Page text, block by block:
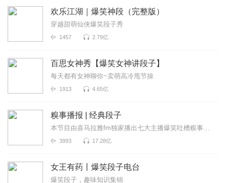
欢乐江湖｜爆笑神段（完整版）
穿越甜萌仙侠爆笑段子秀
1457 2.79亿
百思女神秀【爆笑女神讲段子】
每天都有女神聊你~卖萌高冷甩节操
1913 4.65亿
糗事播报 | 经典段子
本节目由喜马拉雅fm独家播出七大主播爆笑吐槽糗事囧闻，包你开心一整天
3993 17.28亿
女王有药丨爆笑段子电台
爆笑段子，趣味知识集锦